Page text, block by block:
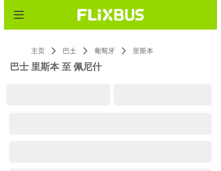
主页 巴士 葡萄牙 里斯本
巴士 里斯本 至 佩尼什